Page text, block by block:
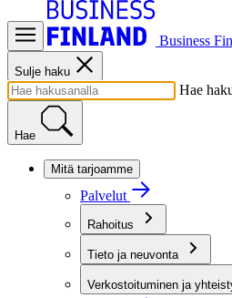
Business
Sulje haku
Hae
Hae
Mitä tarjoamme
Palvelut
Rahoitus
Tieto ja neuvonta
Verkostoituminen ja